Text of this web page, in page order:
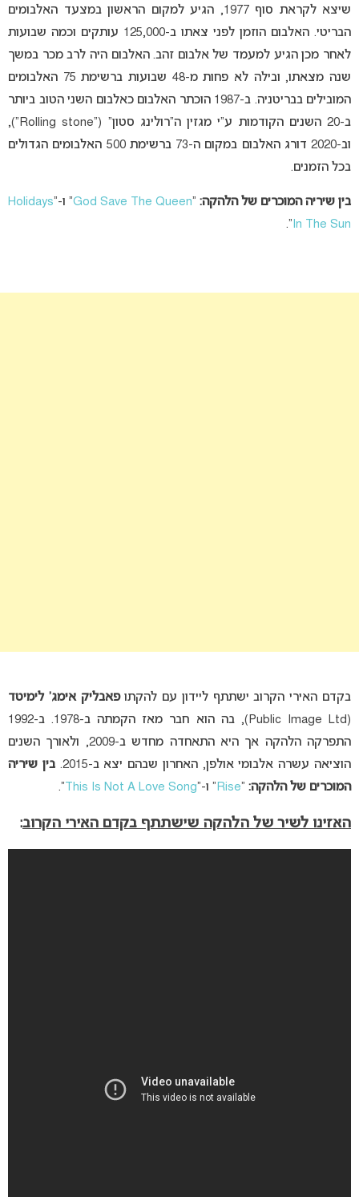
שיצא לקראת סוף 1977, הגיע למקום הראשון במצעד האלבומים
הבריטי. האלבום הוזמן לפני צאתו ב-125,000 עותקים וכמה שבועות
לאחר מכן הגיע למעמד של אלבום זהב. האלבום היה לרב מכר במשך
שנה מצאתו, ובילה לא פחות מ-48 שבועות ברשימת 75 האלבומים
המובילים בבריטניה. ב-1987 הוכתר האלבום כאלבום השני הטוב ביותר
ב-20 השנים הקודמות ע”י מגזין ה”רולינג סטון” (“Rolling stone”),
וב-2020 דורג האלבום במקום ה-73 ברשימת 500 האלבומים הגדולים
בכל הזמנים.
בין שיריה המוכרים של הלהקה: “
God Save The Queen” ו-“Holidays
In The Sun
“.
בקדם האירי הקרוב ישתתף ליידון עם להקתופאבליק אימג’ לימיטד
(Public Image Ltd), בה הוא חבר מאז הקמתה ב-1978. ב-1992
התפרקה הלהקה אך היא התאחדה מחדש ב-2009, ולאורך השנים
הוציאה עשרה אלבומי אולפן, האחרון שבהם יצא ב-2015.
בין שיריה
המוכרים של הלהקה: “
Rise” ו-“This Is Not A Love Song
“.
האזינו לשיר של הלהקה שישתתף בקדם האירי הקרוב: